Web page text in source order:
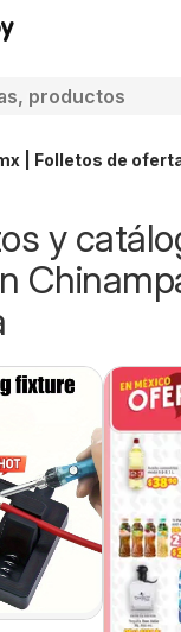
| Folletos de
y